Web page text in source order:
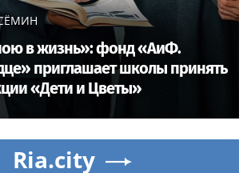
в жизнь»: фонд «АиФ.
приглашает школы принять
«Дети и Цветы»
Ria.city